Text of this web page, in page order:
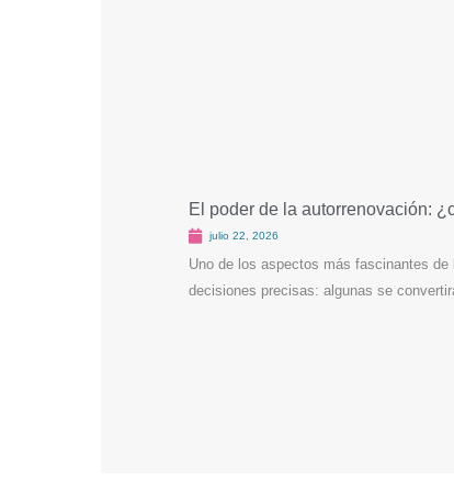
El poder de la autorrenovación:
julio 22, 2026
Uno de los aspectos más fascinantes
decisiones precisas: algunas se